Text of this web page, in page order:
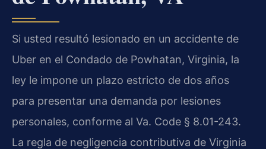
Si usted resultó lesionado en un accidente de
Uber en el Condado de Powhatan, Virginia, la
ley le impone un plazo estricto de dos años
para presentar una demanda por lesiones
personales, conforme al Va. Code § 8.01-243.
La regla de negligencia contributiva de Virginia